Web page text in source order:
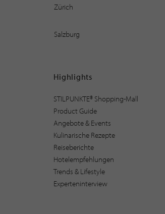
Zürich
Salzburg
Highlights
STILPUNKTE® Shopping-Mall
Product Guide
Angebote & Events
Kulinarische Rezepte
Reiseberichte
Hotelempfehlungen
Trends & Lifestyle
Experteninterview